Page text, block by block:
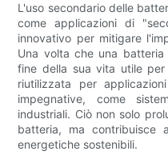
L'uso secondario delle
come applicazioni di
innovativo per mitigare
Una volta che una
fine della sua vita utile per
riutilizzata per
impegnative, come
industriali. Ciò non solo
batteria, ma contribuisce
energetiche sostenibili.